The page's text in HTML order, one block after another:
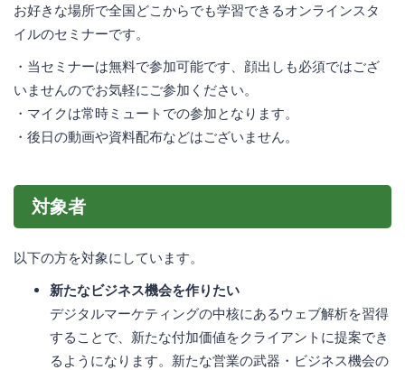
お好きな場所で全国どこからでも学習できるオンラインスタ
イルのセミナーです。
・当セミナーは無料で参加可能です、顔出しも必須ではござ
いませんのでお気軽にご参加ください。
・マイクは常時ミュートでの参加となります。
・後日の動画や資料配布などはございません。
対象者
以下の方を対象にしています。
新たなビジネス機会を作りたい
デジタルマーケティングの中核にあるウェブ解析を習得
することで、新たな付加価値をクライアントに提案でき
るようになります。新たな営業の武器・ビジネス機会の